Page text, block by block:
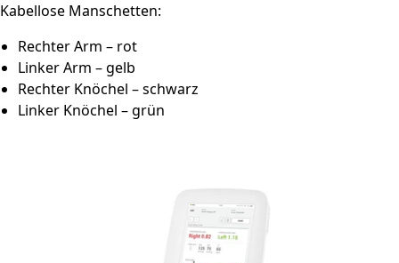
Kabellose Manschetten:
Rechter Arm – rot
Linker Arm – gelb
Rechter Knöchel – schwarz
Linker Knöchel – grün